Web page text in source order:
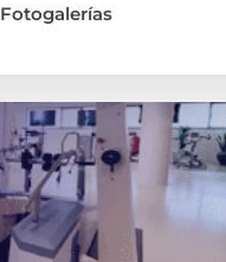
Fotogalerías